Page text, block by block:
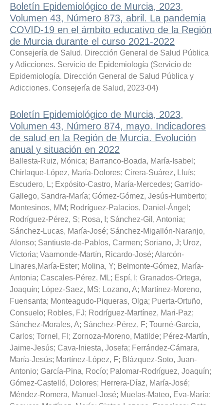
Boletín Epidemiológico de Murcia, 2023,
Volumen 43, Número 873, abril. La pandemia
COVID-19 en el ámbito educativo de la Región
de Murcia durante el curso 2021-2022
Consejería de Salud. Dirección General de Salud Pública
y Adicciones. Servicio de Epidemiología (Servicio de
Epidemiología. Dirección General de Salud Pública y
Adicciones. Consejería de Salud, 2023-04)
Boletín Epidemiológico de Murcia, 2023,
Volumen 43, Número 874, mayo. Indicadores
de salud en la Región de Murcia. Evolución
anual y situación en 2022
Ballesta-Ruiz, Mónica; Barranco-Boada, María-Isabel ;
Chirlaque-López, María-Dolores; Cirera-Suárez, Lluís;
Escudero, L; Expósito-Castro, María-Mercedes; Garrido-
Gallego, Sandra-María; Gómez-Gómez, Jesús-Humberto;
Montesinos, MM; Rodríguez-Palacios, Daniel-Ángel ;
Rodríguez-Pérez, S; Rosa, I ; Sánchez-Gil, Antonia;
Sánchez-Lucas, María-José; Sánchez-Migallón-Naranjo,
Alonso; Santiuste-de-Pablos, Carmen; Soriano, J; Uroz,
Victoria; Vaamonde-Martín, Ricardo-José; Alarcón-
Linares,María-Ester; Molina, Y; Belmonte-Gómez, María-
Antonia; Cascales-Pérez, ML; Espí, I ; Granados-Ortega,
Joaquín; López-Saez, MS; Lozano, A; Martínez-Moreno,
Fuensanta; Monteagudo-Piqueras, Olga; Puerta-Ortuño,
Consuelo; Robles, FJ; Rodríguez-Martínez, Mari-Paz;
Sánchez-Morales, A; Sánchez-Pérez, F; Tourné-García,
Carlos; Tornel, FI ; Zornoza-Moreno, Matilde; Pérez-Martín,
Jaime-Jesús; Cava-Iniesta, Josefa; Ferrández-Cámara,
María-Jesús; Martínez-López, F; Blázquez-Soto, Juan-
Antonio; García-Pina, Rocío; Palomar-Rodríguez, Joaquín;
Gómez-Castelló, Dolores; Herrera-Díaz, María-José;
Méndez-Romera, Manuel-José; Muelas-Mateo, Eva-María;